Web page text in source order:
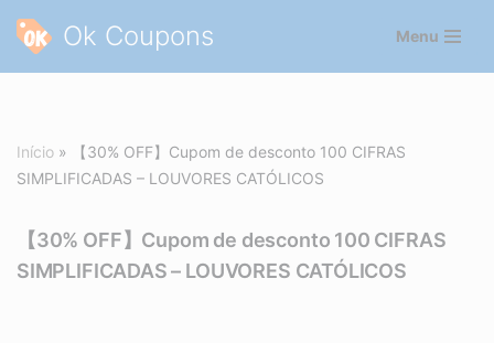
Pular
Ok Coupons Menu
Início »
【30% OFF】Cupom de desconto 100 CIFRAS
SIMPLIFICADAS – LOUVORES CATÓLICOS
【30% OFF】Cupom de desconto 100 CIFRAS
SIMPLIFICADAS – LOUVORES CATÓLICOS